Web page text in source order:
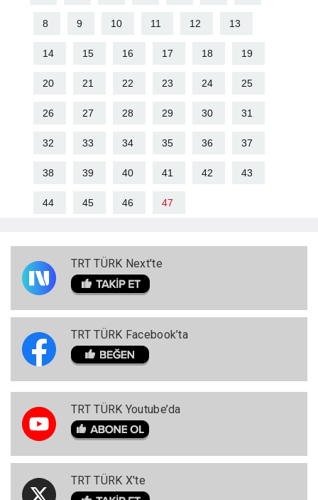
8 9 10 11 12 13
14 15 16 17 18 19
20 21 22 23 24 25
26 27 28 29 30 31
32 33 34 35 36 37
38 39 40 41 42 43
44 45 46 47
TRT TÜRK Next'te
TRT TÜRK Facebook’ta
TRT TÜRK Youtube’da
TRT TÜRK X'te